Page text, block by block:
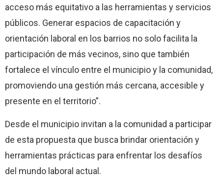
acceso más equitativo a las herramientas y servicios
públicos. Generar espacios de capacitación y
orientación laboral en los barrios no solo facilita la
participación de más vecinos, sino que también
fortalece el vínculo entre el municipio y la comunidad,
promoviendo una gestión más cercana, accesible y
presente en el territorio”.
Desde el municipio invitan a la comunidad a participar
de esta propuesta que busca brindar orientación y
herramientas prácticas para enfrentar los desafíos
del mundo laboral actual.